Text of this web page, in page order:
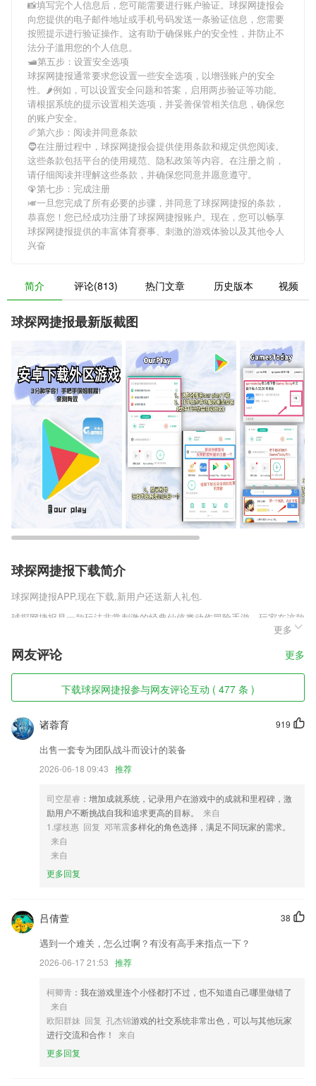
📸填写完个人信息后，您可能需要进行账户验证。 球探网捷报会
向您提供的电子邮件地址或手机号码发送一条验证信息，您需要
按照提示进行验证操作。这有助于确保账户的安全性，并防止不
法分子滥用您的个人信息。
🛥第五步：设置安全选项
球探网捷报通常要求您设置一些安全选项，以增强账户的安全
性。🌶例如，可以设置安全问题和答案，启用两步验证等功能。
请根据系统的提示设置相关选项，并妥善保管相关信息，确保您
的账户安全。
🥖第六步：阅读并同意条款
🧔在注册过程中， 球探网捷报会提供使用条款和规定供您阅读。
这些条款包括平台的使用规范、隐私政策等内容。在注册之前，
请仔细阅读并理解这些条款，并确保您同意并愿意遵守。
🦚第七步：完成注册
🎺一旦您完成了所有必要的步骤，并同意了球探网捷报的条款，
恭喜您！您已经成功注册了球探网捷报账户。现在，您可以畅享
球探网捷报提供的丰富体育赛事、刺激的游戏体验以及其他令人
兴奋
简介 评论(813) 热门文章 历史版本 视频
球探网捷报最新版截图
球探网捷报下载简介
球探网捷报APP,现在下载,新用户还送新人礼包.
球探网捷报是一款玩法非常刺激的经典仙侠类动作冒险手游，玩家在这款
游戏中是可以进行飞行的，只不过需要玩家开启羽翼功能才可以进行飞
行，而且羽翼功能也是需要玩家进行培养的，玩家每次培养都需要花费一
定的资源。
球探网捷报软件特色
1,智能客户分享引流，实现客户裂变式增长。
2,三、好处：
3,基于大数据与人工智能，提供全面健康管理服务；
4,【管理简单，一分钟上手】
机拍照美颜功能；
6,在这里也很容易提高各种帮手和各种丰富课程的个人能力。加油；
球探网捷报软件优势
1.可以在线进行互动，分享学习的心得，借鉴更多好的学习模式
3.彰显孩子的性格，为今后的发展铺宽道路。本次带来童模星球app安卓
版下载
4.随时随地可以在手机上学习成语，可以满足任何人想要学成语的冲动；
5.线上刷题,全面的练习题和考试真题可以线上练习,提升考生学习专业知
识的效率;
6.海量真题在线尽享好学时光
球探网捷报更新了什么?
新版本增加了预约功能；
更多
网友评论 更多
下载球探网捷报参与网友评论互动 ( 477 条 )
919
诸蓉育
出售一套专为团队战斗而设计的装备
2026-06-18 09:43 推荐
司空星睿 ：增加成就系统，记录用户在游戏中的成就和里程碑，激
励用户不断挑战自我和追求更高的目标。
来自
1.缪枝惠 回复 邓苇震多样化的角色选择，满足不同玩家的需求。
来自
来自
更多回复
38
吕倩萱
遇到一个难关，怎么过啊？有没有高手来指点一下？
2026-06-17 21:53 推荐
柯卿青 ：我在游戏里连个小怪都打不过，也不知道自己哪里做错了
来自
欧阳群妹 回复 孔杰锦游戏的社交系统非常出色，可以与其他玩家
进行交流和合作！
来自
更多回复